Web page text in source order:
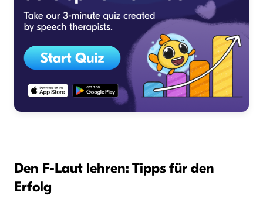
Den F-Laut lehren: Tipps für den
Erfolg